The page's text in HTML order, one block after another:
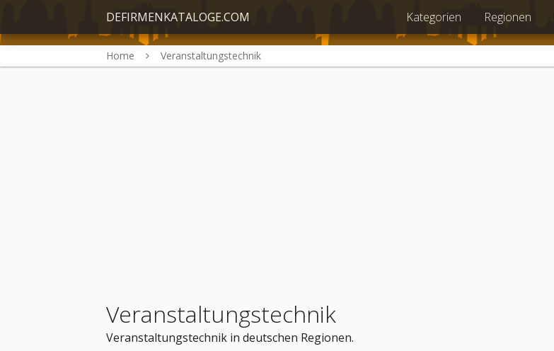
DEFIRMENKATALOGE.COM Kategorien Regionen
Home Veranstaltungstechnik
Veranstaltungstechnik
Veranstaltungstechnik in deutschen Regionen.